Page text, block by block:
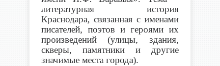
литературная история
Краснодара, связанная с именами
писателей, поэтов и героями их
произведений (улицы, здания,
скверы, памятники и другие
значимые места города).